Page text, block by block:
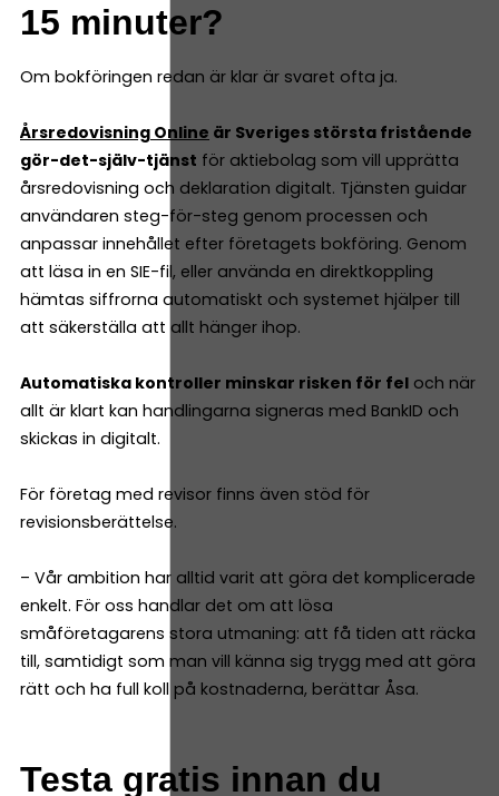
15 minuter?
Om bokföringen redan är klar är svaret ofta ja.
Årsredovisning Online är Sveriges största fristående
gör-det-själv-tjänst för aktiebolag som vill upprätta
årsredovisning och deklaration digitalt. Tjänsten guidar
användaren steg-för-steg genom processen och
anpassar innehållet efter företagets bokföring. Genom
att läsa in en SIE-fil, eller använda en direktkoppling
hämtas siffrorna automatiskt och systemet hjälper till
att säkerställa att allt hänger ihop.
Automatiska kontroller minskar risken för fel och när
allt är klart kan handlingarna signeras med BankID och
skickas in digitalt.
För företag med revisor finns även stöd för
revisionsberättelse.
– Vår ambition har alltid varit att göra det komplicerade
enkelt. För oss handlar det om att lösa
småföretagarens stora utmaning: att få tiden att räcka
till, samtidigt som man vill känna sig trygg med att göra
rätt och ha full koll på kostnaderna, berättar Åsa.
Testa gratis innan du